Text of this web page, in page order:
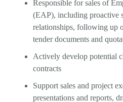
Responsible for sales of
(EAP), including proactive
relationships, following up
tender documents and
Actively develop potential
contracts
Support sales and project
presentations and reports,